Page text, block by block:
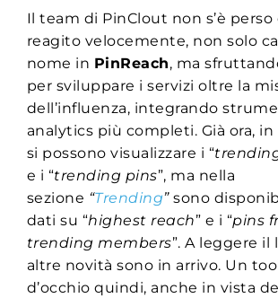
Il team di PinClout non s’è perso
reagito velocemente, non solo
nome in PinReach, ma
per sviluppare i servizi oltre la
dell’influenza, integrando
analytics più completi. Già ora,
si possono visualizzare i “
e i “trending pins”, ma nella
sezione “Trending”sono
dati su “highest reach” e i “pins
trending members”. A leggere il
altre novità sono in arrivo. Un
d’occhio quindi, anche in vista